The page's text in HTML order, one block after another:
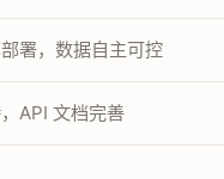
署，数据自主可控
API 文档完善